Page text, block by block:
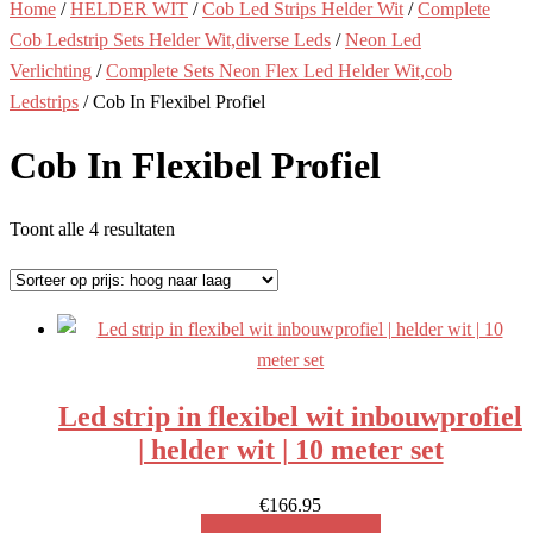
Home /HELDER WIT /Cob Led Strips Helder Wit /Complete
Cob Ledstrip Sets Helder Wit,diverse Leds /Neon Led
Verlichting /Complete Sets Neon Flex Led Helder Wit,cob
Ledstrips / Cob In Flexibel Profiel
Cob In Flexibel Profiel
Toont alle 4 resultaten
prijs:
hoog
Led strip in flexibel wit inbouwprofiel
| helder wit | 10 meter set
€166.95